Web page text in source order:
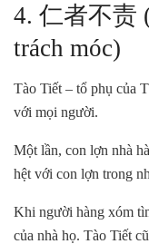
4. 仁者不责
trách móc)
Tào Tiết – tổ phụ của
với mọi người.
Một lần, con lợn nhà
hệt với con lợn trong
Khi người hàng xóm
của nhà họ. Tào Tiết